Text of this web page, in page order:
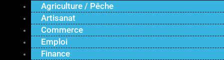
Agriculture / Pêche
Artisanat
Commerce
Emploi
Finance